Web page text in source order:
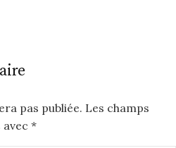
pas publiée. Les champs
*